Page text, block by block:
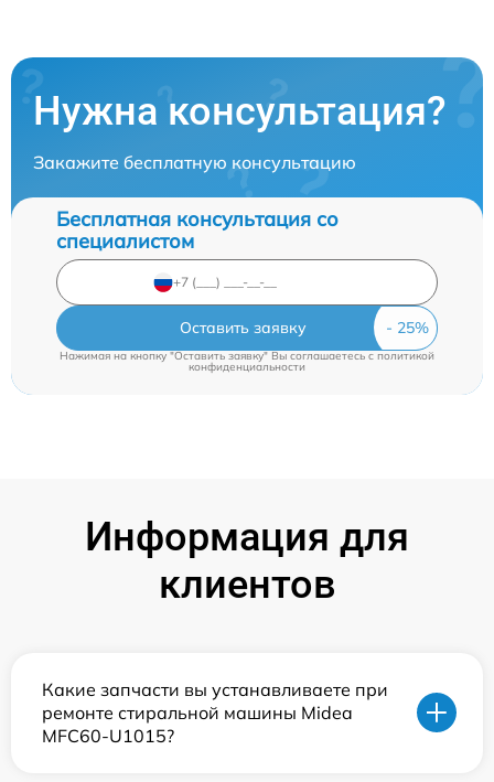
Нужна консультация?
Закажите бесплатную консультацию
Бесплатная консультация со
специалистом
Оставить заявку
Нажимая на кнопку "Оставить заявку" Вы соглашаетесь cполитикой
конфиденциальности
Информация для
клиентов
Какие запчасти вы устанавливаете при
ремонте стиральной машины Midea
MFC60-U1015?